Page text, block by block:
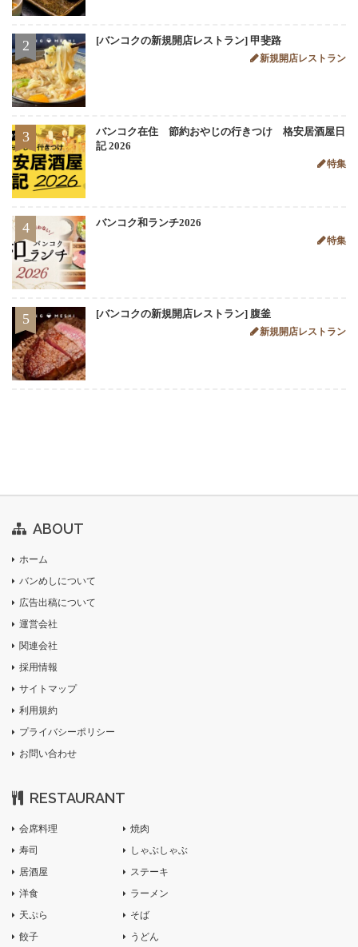
2 [バンコクの新規開店レストラン] 甲斐路
新規開店レストラン
3
バンコク在住 節約おやじの行きつけ 格安居酒屋日
記 2026
特集
4 バンコク和ランチ2026
特集
5 [バンコクの新規開店レストラン] 腹釜
新規開店レストラン
ABOUT
ホーム
バンめしについて
広告出稿について
運営会社
関連会社
採用情報
サイトマップ
利用規約
プライバシーポリシー
お問い合わせ
RESTAURANT
会席料理
寿司
居酒屋
洋食
天ぷら
餃子
焼肉
しゃぶしゃぶ
ステーキ
ラーメン
そば
うどん